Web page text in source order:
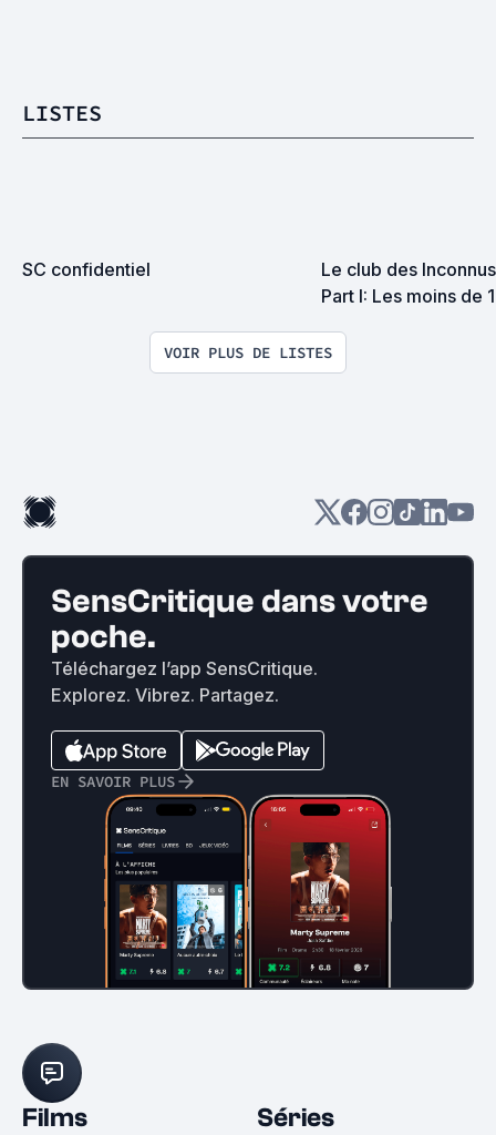
LISTES
SC confidentiel
Le club des
Part I: Les moins de
VOIR PLUS DE LISTES
SensCritique dans votre
poche.
Téléchargez l’app SensCritique.
Explorez. Vibrez. Partagez.
EN SAVOIR PLUS
Films Séries